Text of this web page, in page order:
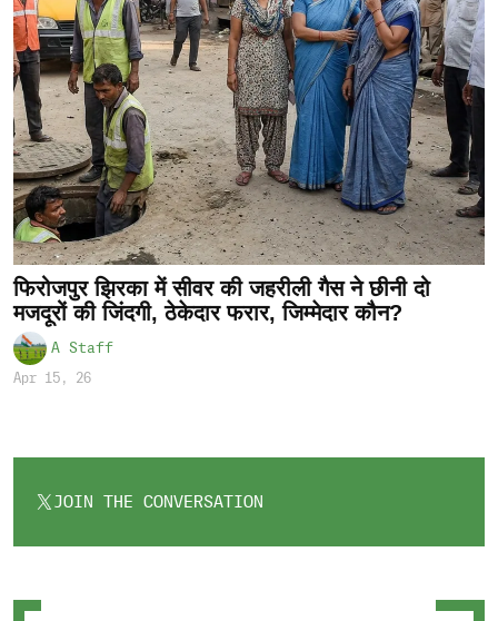
फिरोजपुर झिरका में सीवर की जहरीली गैस ने छीनी दो
मजदूरों की जिंदगी, ठेकेदार फरार, जिम्मेदार कौन?
A Staff
Apr 15, 26
JOIN THE CONVERSATION
OPENS